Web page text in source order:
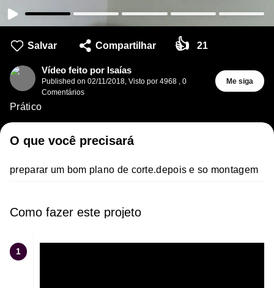
Salvar Compartilhar 👍 21
Vídeo feito por Isaías
Published on 02/11/2018, Visto por 4968 , 0
Comentários
Me siga
Prático
O que você precisará
preparar um bom plano de corte.depois e so montagem
Como fazer este projeto
1